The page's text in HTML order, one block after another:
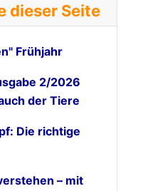
dieser Seite
Frühjahr
2/2026
der Tiere
Die richtige
– mit